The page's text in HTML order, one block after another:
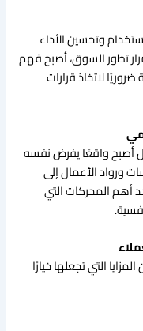
وتحسين الأداء
تطور السوق، أصبح فهم
لاتخاذ قرارات
أصبح واقعًا يفرض نفسه
ورواد الأعمال إلى
أهم المحركات التي
التي تجعلها خيارًا